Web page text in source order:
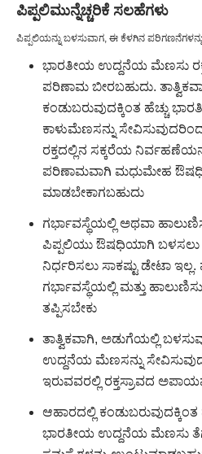
ಪಿಪ್ಪಲಿಮುನ್ನೆಚ್ಚರಿಕೆ ಸಲಹೆಗಳು
ಪಿಪ್ಪಲಿಯನ್ನು ಬಳಸುವಾಗ, ಈ ಕೆಳಗಿನ ಪರಿಗಣನೆಗಳನ್ನು
ಭಾರತೀಯ ಉದ್ದನೆಯ ಮೆಣಸು
ಪರಿಣಾಮ ಬೀರಬಹುದು.
ಕಂಡುಬರುವುದಕ್ಕಿಂತ ಹೆಚ್ಚು
ಕಾಳುಮೆಣಸನ್ನು
ರಕ್ತದಲ್ಲಿನ ಸಕ್ಕರೆಯ
ಪರಿಣಾಮವಾಗಿ ಮಧುಮೇಹ
ಮಾಡಬೇಕಾಗಬಹುದು
ಗರ್ಭಾವಸ್ಥೆಯಲ್ಲಿ ಅಥವಾ
ಪಿಪ್ಪಲಿಯು ಔಷಧಿಯಾಗಿ ಬಳಸಲು
ನಿರ್ಧರಿಸಲು ಸಾಕಷ್ಟು ಡೇಟಾ
ಗರ್ಭಾವಸ್ಥೆಯಲ್ಲಿ ಮತ್ತು
ತಪ್ಪಿಸಬೇಕು
ತಾತ್ವಿಕವಾಗಿ, ಅಡುಗೆಯಲ್ಲಿ
ಉದ್ದನೆಯ ಮೆಣಸನ್ನು
ಇರುವವರಲ್ಲಿ ರಕ್ತಸ್ರಾವದ
ಆಹಾರದಲ್ಲಿ
ಭಾರತೀಯ ಉದ್ದನೆಯ ಮೆಣಸು